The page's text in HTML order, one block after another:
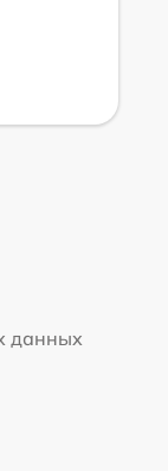
данных